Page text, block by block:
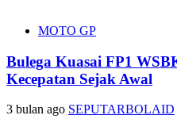
MOTO GP
Bulega Kuasai FP1
Kecepatan Sejak Awal
3 bulan ago SEPUTARBOLAID